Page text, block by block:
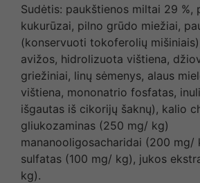
Sudėtis: paukštienos miltai 29 %,
kukurūzai, pilno grūdo miežiai,
(konservuoti tokoferolių
avižos, hidrolizuota vištiena,
griežiniai, linų sėmenys, alaus
vištiena, mononatrio fosfatas,
išgautas iš cikorijų šaknų), kalio
gliukozaminas (250 mg/ kg)
mananooligosacharidai (200 mg/
sulfatas (100 mg/ kg), jukos
kg).